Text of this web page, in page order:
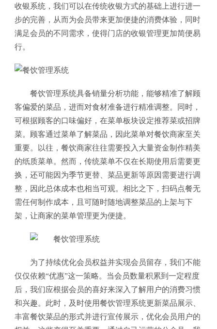
收银系统，我们可以在传统收银方式的基础上进行进一
步的完善，从而为会员带来更加便捷的消费体验，同时
满足会员的不同需求，使得门店的收银管理更加简便易
行。
餐饮管理系统具备销量分析功能，能够精准了解顾
客偏爱的菜品，进而对食材准备进行精准调整。同时，
可根据顾客的口味偏好，在菜单板块设定推荐菜或招牌
菜。顾客通过菜单了解菜品，因此菜单对餐饮商家至关
重要。以往，餐饮商家往往需要投入大量资金制作精美
的纸质菜单。然而，传统菜单不仅在长期使用后需要更
换，还可能因为季节更替、菜品更新等原因需要进行调
整，因此总体成本也相当可观。相比之下，扫码点餐无
需任何制作成本，且可随时随地调整菜品的上架与下
架，让商家的菜单管理更为便捷。
为了持续优化会员权益并实现会员留存，我们不能
仅仅依赖“优惠”这一策略。当会员数量积累到一定程度
后，我们应根据会员的喜好来深入了解用户的消费习惯
和兴趣。此时，及时使用餐饮管理系统更新菜品展示、
丰富餐饮菜品的形式并进行宣传展示，优化会员用户的